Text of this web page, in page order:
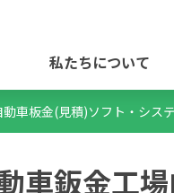
私たちについて
動車板金(見積)ソフト・シス
車鈑金工